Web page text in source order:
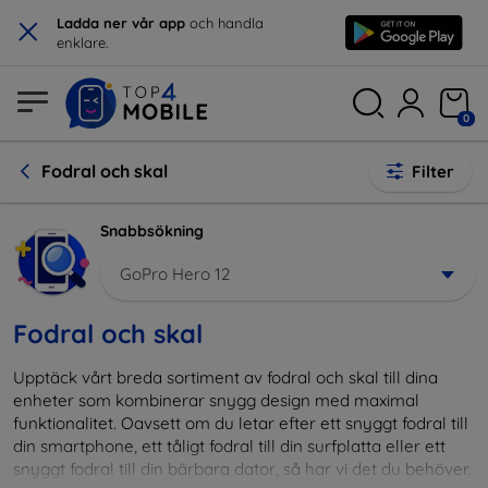
× Ladda ner vår app och handla
enklare.
0
Fodral och skal Filter
Snabbsökning
GoPro Hero 12
Fodral och skal
Upptäck vårt breda sortiment av fodral och skal till dina
enheter som kombinerar snygg design med maximal
funktionalitet. Oavsett om du letar efter ett snyggt fodral till
din smartphone, ett tåligt fodral till din surfplatta eller ett
snyggt fodral till din bärbara dator, så har vi det du behöver.